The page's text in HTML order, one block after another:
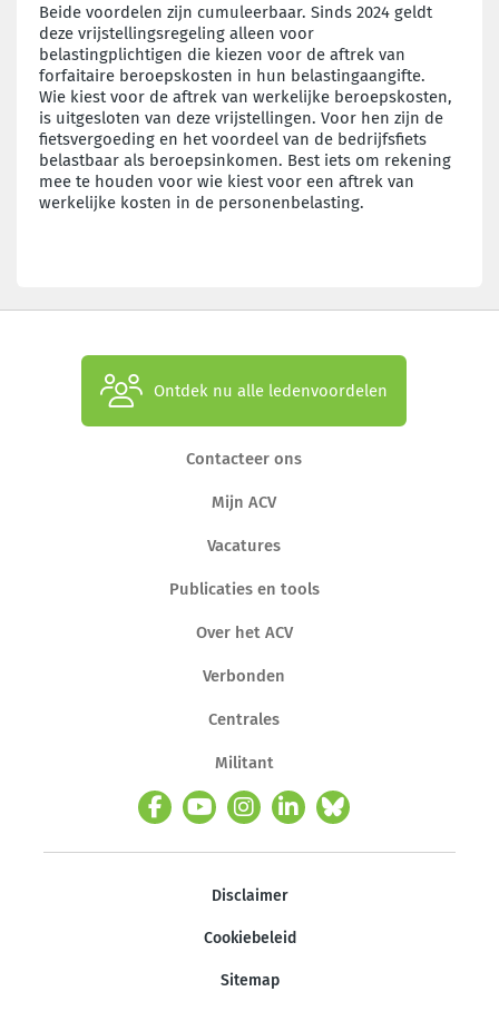
Beide voordelen zijn cumuleerbaar. Sinds 2024 geldt
deze vrijstellingsregeling alleen voor
belastingplichtigen die kiezen voor de aftrek van
forfaitaire beroepskosten in hun belastingaangifte.
Wie kiest voor de aftrek van werkelijke beroepskosten,
is uitgesloten van deze vrijstellingen. Voor hen zijn de
fietsvergoeding en het voordeel van de bedrijfsfiets
belastbaar als beroepsinkomen. Best iets om rekening
mee te houden voor wie kiest voor een aftrek van
werkelijke kosten in de personenbelasting.
Ontdek nu alle ledenvoordelen
Contacteer ons
Mijn ACV
Vacatures
Publicaties en tools
Over het ACV
Verbonden
Centrales
Militant
Disclaimer
Cookiebeleid
Sitemap